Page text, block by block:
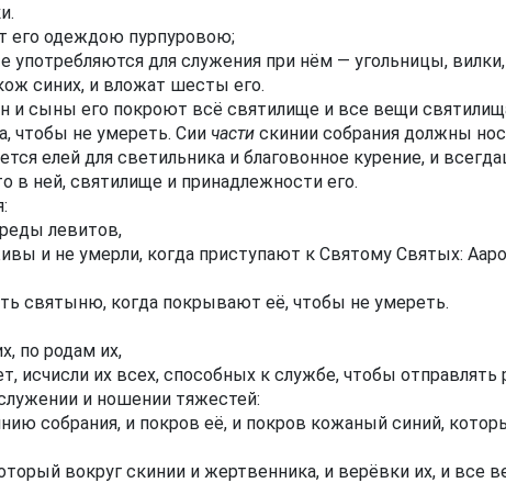
его одеждою пурпуровою;
употребляются для служения при нём — угольницы,
синих, и вложат шесты его.
и сыны его покроют всё святилище и все вещи
чтобы не умереть. Сии части скинии собрания должны
елей для светильника и благовонное курение, и
в ней, святилище и принадлежности его.
левитов,
и не умерли, когда приступают к Святому Святых:
святыню, когда покрывают её, чтобы не умереть.
по родам их,
исчисли их всех, способных к службе, чтобы отправлять
и ношении тяжестей:
собрания, и покров её, и покров кожаный синий,
вокруг скинии и жертвенника, и верёвки их, и все